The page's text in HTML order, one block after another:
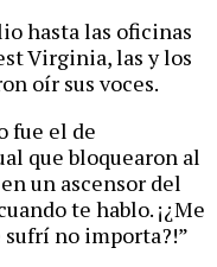
hasta las oficinas
Virginia, las y los
oír sus voces.
fue el de
que bloquearon al
un ascensor del
te hablo. ¡¿Me
sufrí no importa?!”